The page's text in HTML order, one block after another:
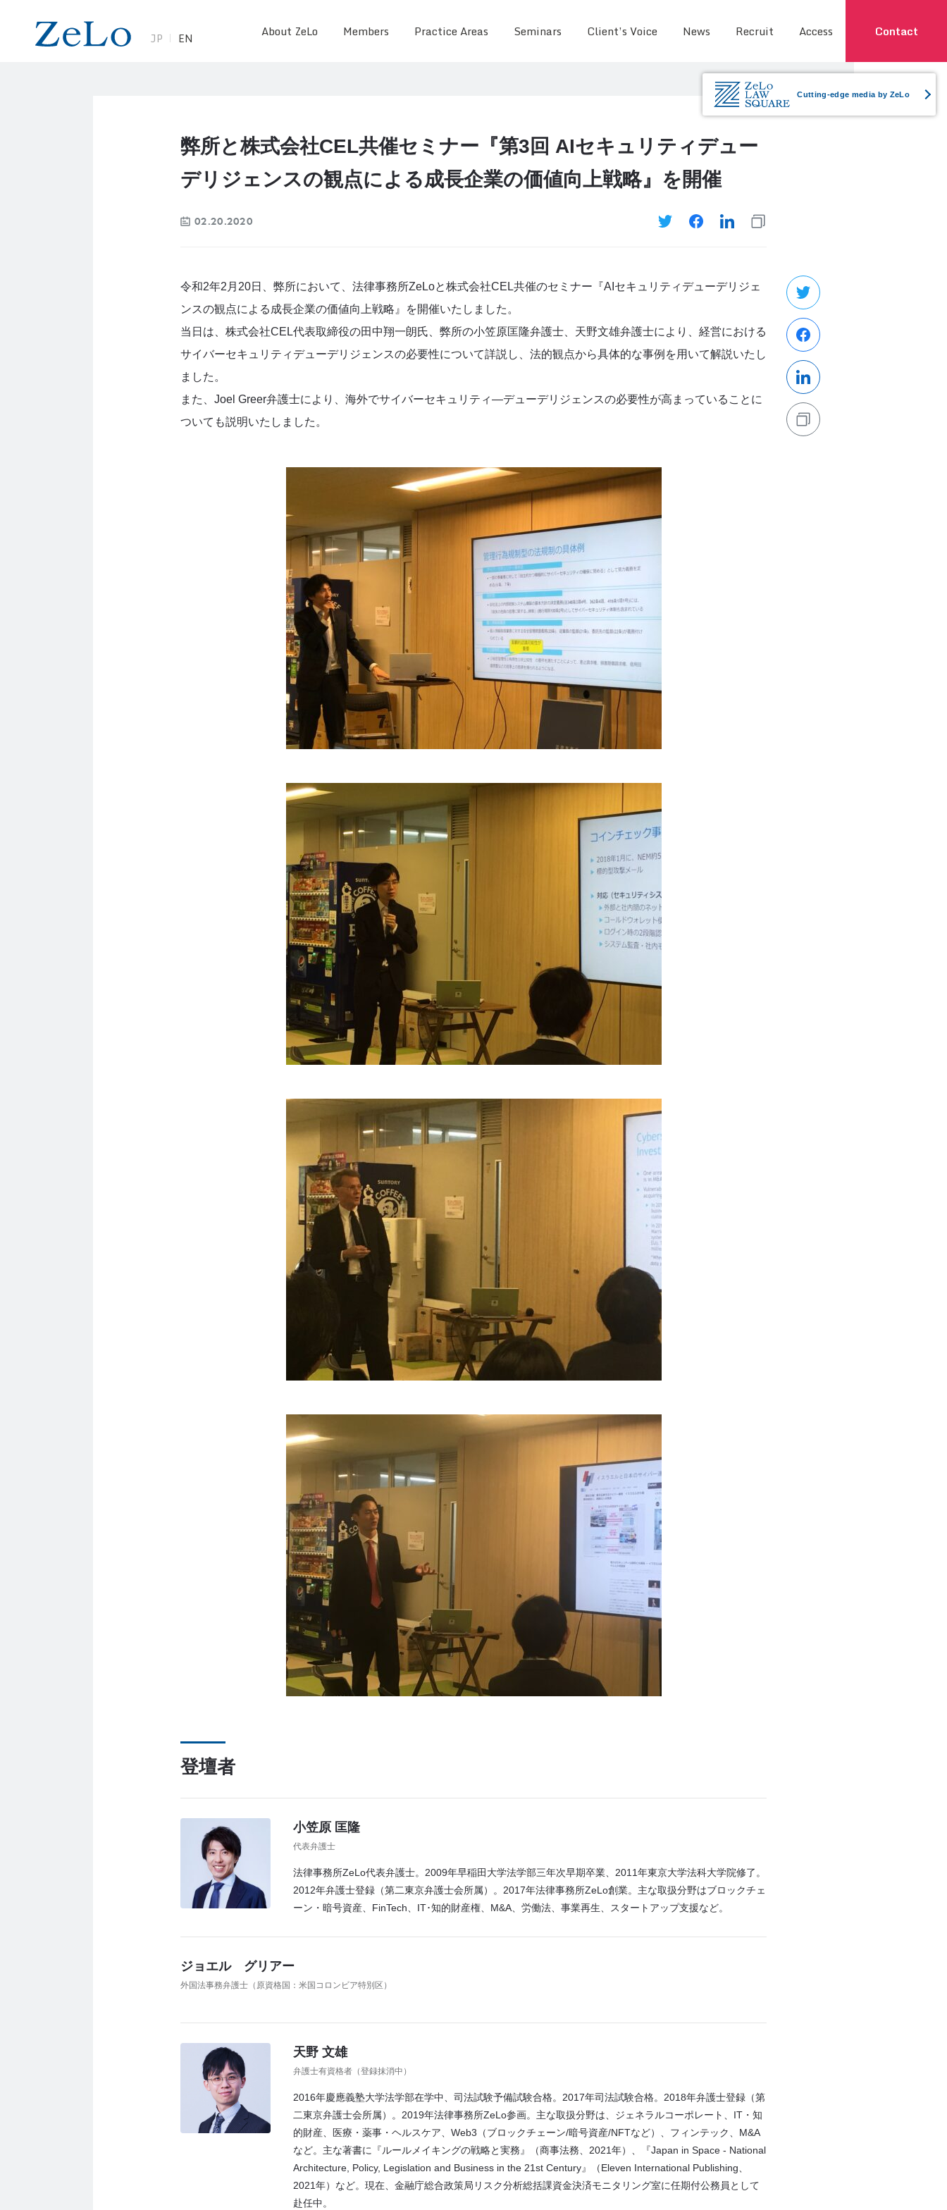
JP EN About ZeLo Members Practice Areas Seminars Client’s Voice News Recruit Access Contact
Cutting-edge media by ZeLo
弊所と株式会社CEL共催セミナー『第3回 AIセキュリティデュー
デリジェンスの観点による成長企業の価値向上戦略』を開催
02.20.2020
令和2年2月20日、弊所において、法律事務所ZeLoと株式会社CEL共催のセミナー『AIセキュリティデューデリジェ
ンスの観点による成長企業の価値向上戦略』を開催いたしました。
当日は、株式会社CEL代表取締役の田中翔一朗氏、弊所の小笠原匡隆弁護士、天野文雄弁護士により、経営における​
サイバーセキュリティデューデリジェンス​の必要性について詳説し、法的観点から具体的な事例を用いて解説いたし
ました。
また、Joel Greer弁護士により、海外でサイバーセキュリティ―デューデリジェンスの必要性が高まっていることに
ついても説明いたしました。
登壇者
小笠原 匡隆
代表弁護士
法律事務所ZeLo代表弁護士。2009年早稲田大学法学部三年次早期卒業、2011年東京大学法科大学院修了。
2012年弁護士登録（第二東京弁護士会所属）。2017年法律事務所ZeLo創業。主な取扱分野はブロックチェ
ーン・暗号資産、FinTech、IT･知的財産権、M&A、労働法、事業再生、スタートアップ支援など。
ジョエル グリアー
外国法事務弁護士（原資格国：米国コロンビア特別区）
天野 文雄
弁護士有資格者（登録抹消中）
2016年慶應義塾大学法学部在学中、司法試験予備試験合格。2017年司法試験合格。2018年弁護士登録（第
二東京弁護士会所属）。2019年法律事務所ZeLo参画。主な取扱分野は、ジェネラルコーポレート、IT・知
的財産、医療・薬事・ヘルスケア、Web3（ブロックチェーン/暗号資産/NFTなど）、フィンテック、M&A
など。主な著書に『ルールメイキングの戦略と実務』（商事法務、2021年）、『Japan in Space - National
Architecture, Policy, Legislation and Business in the 21st Century』（Eleven International Publishing、
2021年）など。現在、金融庁総合政策局リスク分析総括課資金決済モニタリング室に任期付公務員として
赴任中。